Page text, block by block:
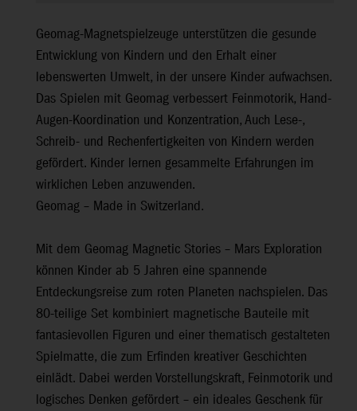
Geomag-Magnetspielzeuge unterstützen die gesunde
Entwicklung von Kindern und den Erhalt einer
lebenswerten Umwelt, in der unsere Kinder aufwachsen.
Das Spielen mit Geomag verbessert Feinmotorik, Hand-
Augen-Koordination und Konzentration, Auch Lese-,
Schreib- und Rechenfertigkeiten von Kindern werden
gefördert. Kinder lernen gesammelte Erfahrungen im
wirklichen Leben anzuwenden.
Geomag – Made in Switzerland.
Mit dem Geomag Magnetic Stories – Mars Exploration
können Kinder ab 5 Jahren eine spannende
Entdeckungsreise zum roten Planeten nachspielen. Das
80-teilige Set kombiniert magnetische Bauteile mit
fantasievollen Figuren und einer thematisch gestalteten
Spielmatte, die zum Erfinden kreativer Geschichten
einlädt. Dabei werden Vorstellungskraft, Feinmotorik und
logisches Denken gefördert – ein ideales Geschenk für